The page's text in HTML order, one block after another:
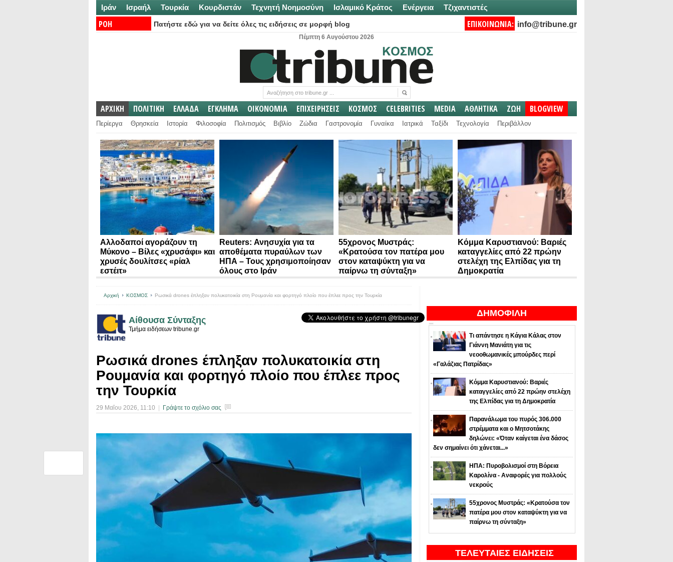
Ιράν Ισραήλ Τουρκία Κουρδιστάν Τεχνητή Νοημοσύνη Ισλαμικό Κράτος Ενέργεια Τζιχαντιστές
ΡΟΗ
Πατήστε εδώ για να δείτε όλες τις ειδήσεις σε μορφή blog ΕΠΙΚΟΙΝΩΝΙΑ: info@tribune.gr
Πέμπτη 6 Αυγούστου 2026
ΑΡΧΙΚΗ ΠΟΛΙΤΙΚΗ ΕΛΛΑΔΑ ΕΓΚΛΗΜΑ ΟΙΚΟΝΟΜΙΑ ΕΠΙΧΕΙΡΗΣΕΙΣ ΚΟΣΜΟΣ CELEBRITIES MEDIA ΑΘΛΗΤΙΚΑ ΖΩΗ BLOGVIEW
Περίεργα Θρησκεία Ιστορία Φιλοσοφία Πολιτισμός Βιβλίο Ζώδια Γαστρονομία Γυναίκα Ιατρικά Ταξίδι Τεχνολογία Περιβάλλον
Αλλοδαποί αγοράζουν τη
Μύκονο – Βίλες «χρυσάφι» και
χρυσές δουλίτσες «ρίαλ
εστέιτ»
Reuters: Ανησυχία για τα
αποθέματα πυραύλων των
ΗΠΑ – Τους χρησιμοποίησαν
όλους στο Ιράν
55χρονος Μυστράς:
«Κρατούσα τον πατέρα μου
στον καταψύκτη για να
παίρνω τη σύνταξη»
Κόμμα Καρυστιανού: Βαριές
καταγγελίες από 22 πρώην
στελέχη της Ελπίδας για τη
Δημοκρατία
ΔΗΜΟΦΙΛΗ
Τι απάντησε η Κάγια Κάλας στον
Γιάννη Μανιάτη για τις
νεοοθωμανικές μπούρδες περί
«Γαλάζιας Πατρίδας»
Κόμμα Καρυστιανού: Βαριές
καταγγελίες από 22 πρώην στελέχη
της Ελπίδας για τη Δημοκρατία
Παρανάλωμα του πυρός 306.000
στρέμματα και ο Μητσοτάκης
δηλώνει: «Όταν καίγεται ένα δάσος
δεν σημαίνει ότι χάνεται...»
ΗΠΑ: Πυροβολισμοί στη Βόρεια
Καρολίνα - Αναφορές για πολλούς
νεκρούς
55χρονος Μυστράς: «Κρατούσα τον
πατέρα μου στον καταψύκτη για να
παίρνω τη σύνταξη»
ΤΕΛΕΥΤΑΙΕΣ ΕΙΔΗΣΕΙΣ
Αρχική ΚΟΣΜΟΣ Ρωσικά drones έπληξαν πολυκατοικία στη Ρουμανία και φορτηγό πλοίο που έπλεε προς την Τουρκία
Αίθουσα Σύνταξης
Τμήμα ειδήσεων tribune.gr
Ρωσικά drones έπληξαν πολυκατοικία στη
Ρουμανία και φορτηγό πλοίο που έπλεε προς
την Τουρκία
29 Μαΐου 2026, 11:10 Γράψτε το σχόλιο σας